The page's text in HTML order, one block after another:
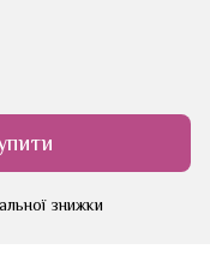
знижки